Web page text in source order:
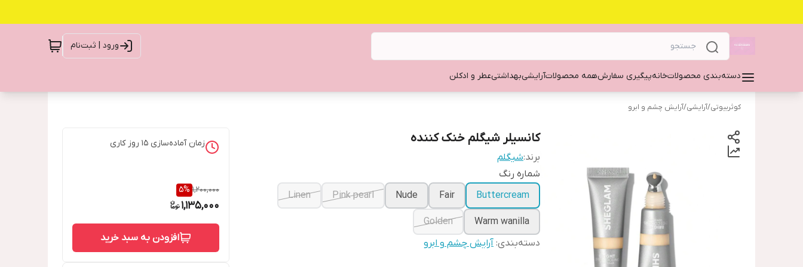
ورود | ثبت‌نام
دسته‌بندی محصولاتخانهپیگیری سفارشهمه محصولاتآرایشیبهداشتیعطر و ادکلن
کوثربیوتی/آرایشی/آرایش چشم و ابرو
کانسیلر شیگلم خنک کننده
برند:شیگلم
شماره رنگ
Buttercream
Fair
Nude
Pink pearl
Linen
Warm wanilla
Golden
دسته‌بندی: آرایش چشم و ابرو
زمان آماده‌سازی 15 روز کاری
1,200,000
5%
1,135,000
افزودن به سبد خرید